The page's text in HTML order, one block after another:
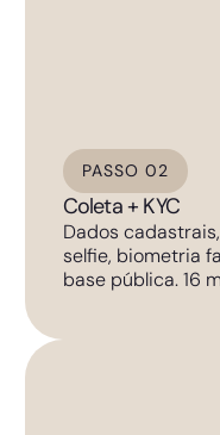
PASSO 02
Coleta + KYC
Dados
selfie, biometria
base pública. 16